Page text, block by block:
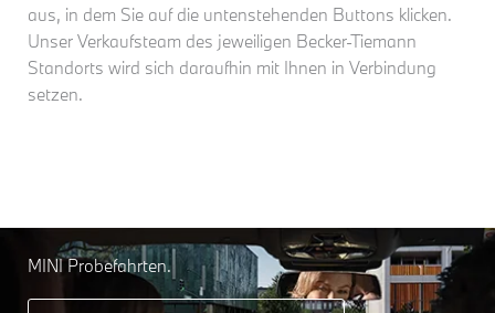
aus, in dem Sie auf die untenstehenden Buttons klicken.
Unser Verkaufsteam des jeweiligen Becker-Tiemann
Standorts wird sich daraufhin mit Ihnen in Verbindung
setzen.
MINI Probefahrten.